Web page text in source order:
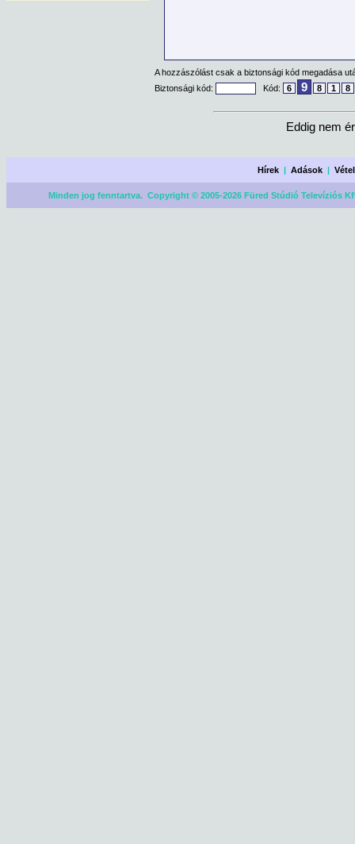
A hozzászólást csak a biztonsági kód megadása
Biztonsági kód:
Kód: 6 9 8 1 8
Eddig nem
Hírek |Adások |
Minden jog fenntartva. Copyright © 2005-2026 Füred Stúdió Televíziós